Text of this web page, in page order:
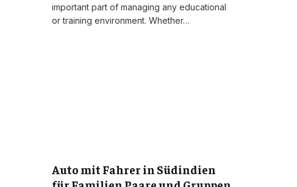
important part of managing any educational
or training environment. Whether…
Auto mit Fahrer in Südindien